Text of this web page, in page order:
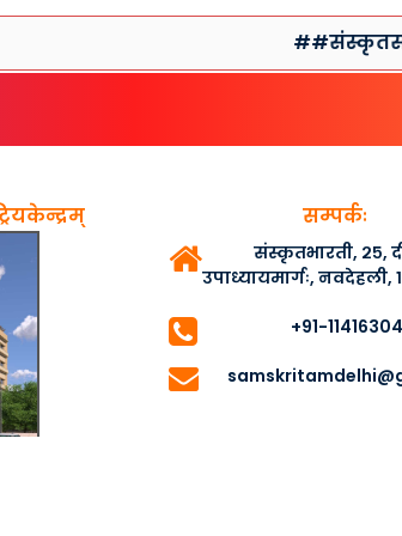
सम्पर्कः
संस्कृतभारती, २५,
उपाध्यायमार्गः, नवदेहली,
+91-